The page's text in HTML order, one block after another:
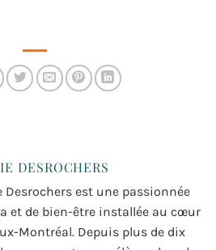
DESROCHERS
Desrochers est une passionnée
et de bien-être installée au cœur
Montréal. Depuis plus de dix